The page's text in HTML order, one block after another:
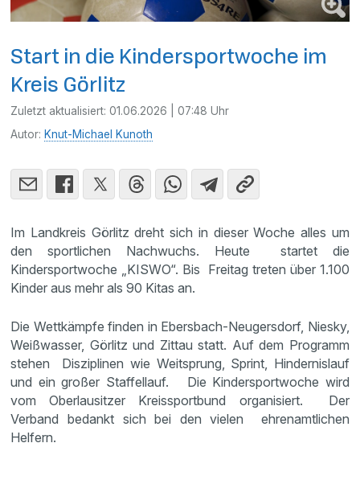
Start in die Kindersportwoche im
Kreis Görlitz
Zuletzt aktualisiert:01.06.2026 | 07:48 Uhr
Autor: Knut-Michael Kunoth
Im Landkreis Görlitz dreht sich in dieser Woche alles um
den sportlichen Nachwuchs. Heute startet die
Kindersportwoche „KISWO“. Bis Freitag treten über 1.100
Kinder aus mehr als 90 Kitas an.
Die Wettkämpfe finden in Ebersbach-Neugersdorf, Niesky,
Weißwasser, Görlitz und Zittau statt. Auf dem Programm
stehen Disziplinen wie Weitsprung, Sprint, Hindernislauf
und ein großer Staffellauf. Die Kindersportwoche wird
vom Oberlausitzer Kreissportbund organisiert. Der
Verband bedankt sich bei den vielen ehrenamtlichen
Helfern.